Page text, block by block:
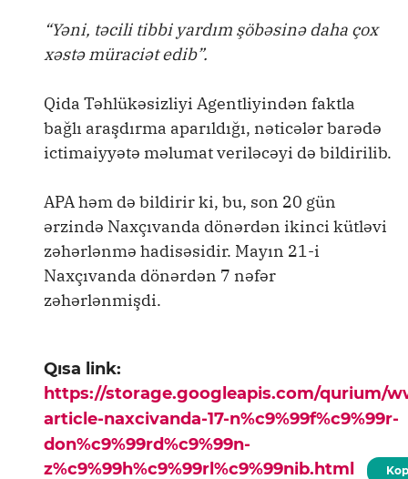
“Yəni, təcili tibbi yardım şöbəsinə daha çox
xəstə müraciət edib”.
Qida Təhlükəsizliyi Agentliyindən faktla
bağlı araşdırma aparıldığı, nəticələr barədə
ictimaiyyətə məlumat veriləcəyi də bildirilib.
APA həm də bildirir ki, bu, son 20 gün
ərzində Naxçıvanda dönərdən ikinci kütləvi
zəhərlənmə hadisəsidir. Mayın 21-i
Naxçıvanda dönərdən 7 nəfər
zəhərlənmişdi.
Qısa link:
https://storage.googleapis.com/qurium/
article-naxcivanda-17-n%c9%99f%c9%99r-
don%c9%99rd%c9%99n-
z%c9%99h%c9%99rl%c9%99nib.html